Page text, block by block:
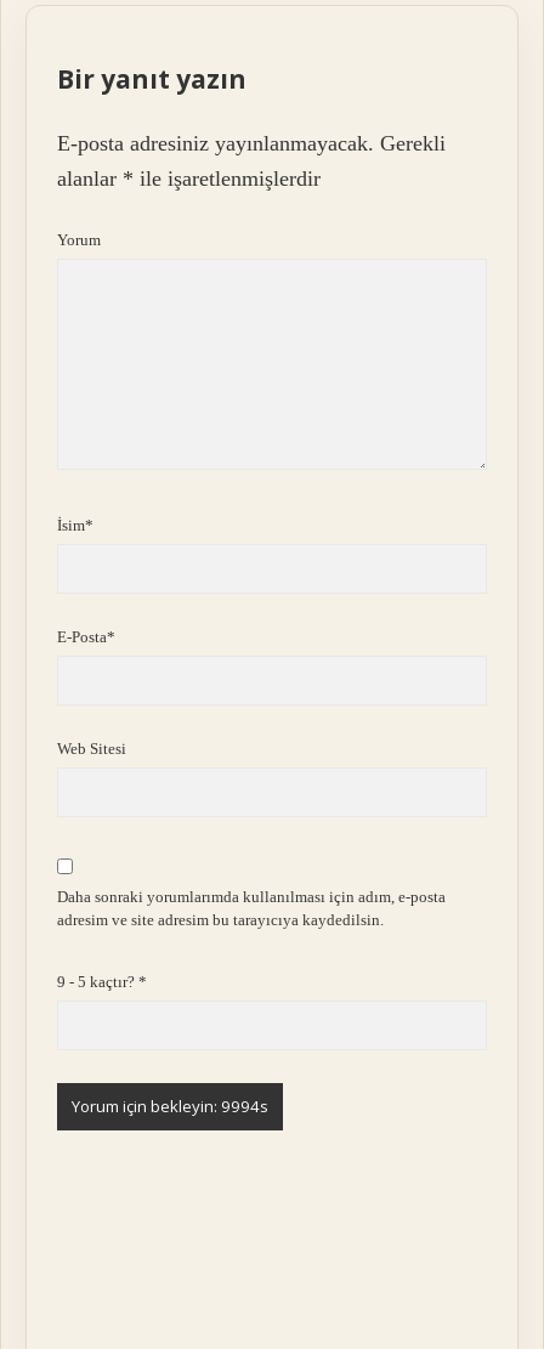
Bir yanıt yazın
E-posta adresiniz yayınlanmayacak. Gerekli
alanlar * ile işaretlenmişlerdir
Yorum
İsim*
E-Posta*
Web Sitesi
Daha sonraki yorumlarımda kullanılması için adım, e-posta
adresim ve site adresim bu tarayıcıya kaydedilsin.
9 - 5 kaçtır?*